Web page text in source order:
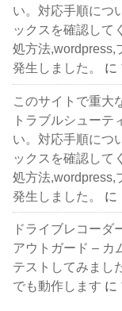
い。対応手順につ
ックスを確認して
処方法,wordpress,
発生しました。
に
このサイトで重大
トラブルシューテ
い。対応手順につ
ックスを確認して
処方法,wordpress,
発生しました。
に
ドライブレコーダ
アウトガード – カ
テストしてみまし
でも動作します に